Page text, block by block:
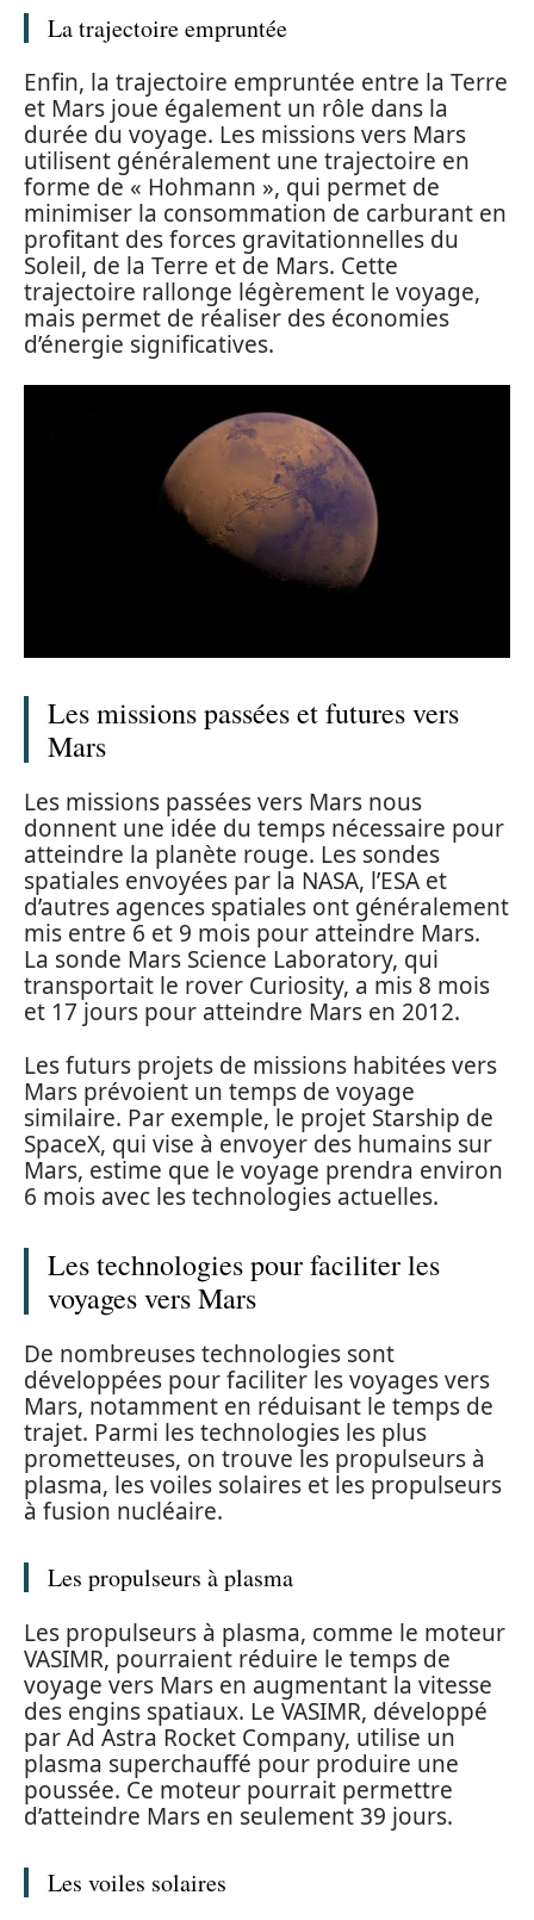
La trajectoire empruntée
Enfin, la trajectoire empruntée entre la Terre
et Mars joue également un rôle dans la
durée du voyage. Les missions vers Mars
utilisent généralement une trajectoire en
forme de « Hohmann », qui permet de
minimiser la consommation de carburant en
profitant des forces gravitationnelles du
Soleil, de la Terre et de Mars. Cette
trajectoire rallonge légèrement le voyage,
mais permet de réaliser des économies
d’énergie significatives.
Les missions passées et futures vers
Mars
Les missions passées vers Mars nous
donnent une idée du temps nécessaire pour
atteindre la planète rouge. Les sondes
spatiales envoyées par la NASA, l’ESA et
d’autres agences spatiales ont généralement
mis entre 6 et 9 mois pour atteindre Mars.
La sonde Mars Science Laboratory, qui
transportait le rover Curiosity, a mis 8 mois
et 17 jours pour atteindre Mars en 2012.
Les futurs projets de missions habitées vers
Mars prévoient un temps de voyage
similaire. Par exemple, le projet Starship de
SpaceX, qui vise à envoyer des humains sur
Mars, estime que le voyage prendra environ
6 mois avec les technologies actuelles.
Les technologies pour faciliter les
voyages vers Mars
De nombreuses technologies sont
développées pour faciliter les voyages vers
Mars, notamment en réduisant le temps de
trajet. Parmi les technologies les plus
prometteuses, on trouve les propulseurs à
plasma, les voiles solaires et les propulseurs
à fusion nucléaire.
Les propulseurs à plasma
Les propulseurs à plasma, comme le moteur
VASIMR, pourraient réduire le temps de
voyage vers Mars en augmentant la vitesse
des engins spatiaux. Le VASIMR, développé
par Ad Astra Rocket Company, utilise un
plasma superchauffé pour produire une
poussée. Ce moteur pourrait permettre
d’atteindre Mars en seulement 39 jours.
Les voiles solaires